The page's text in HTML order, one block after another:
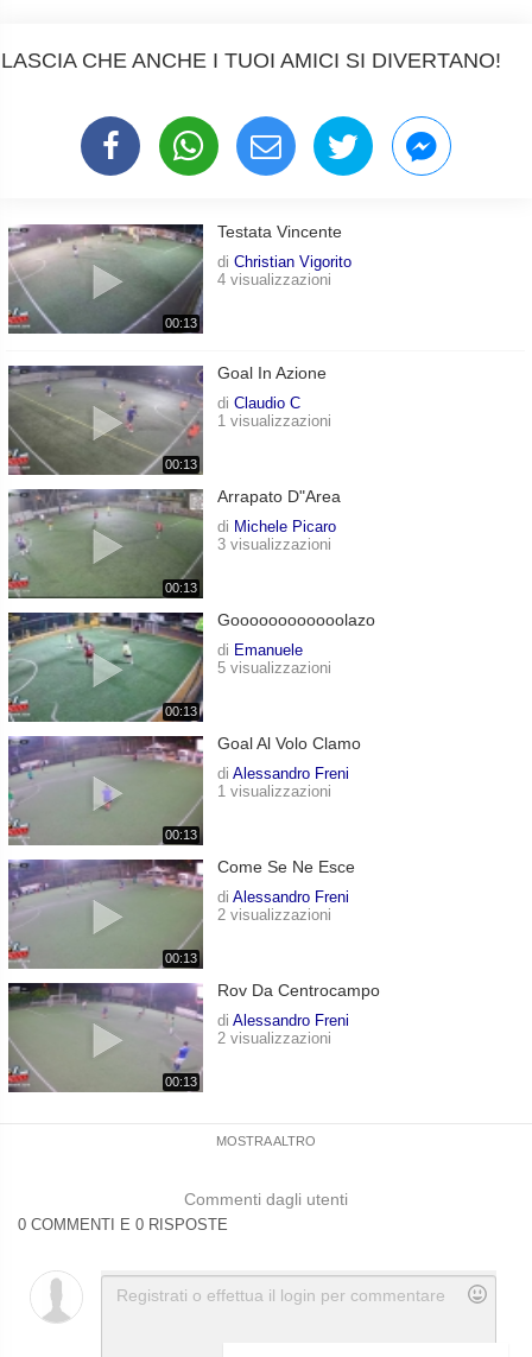
LASCIA CHE ANCHE I TUOI AMICI SI DIVERTANO!
00:13
Testata Vincente
di Christian Vigorito
4 visualizzazioni
00:13
Goal In Azione
di Claudio C
1 visualizzazioni
00:13
Arrapato D"area
di Michele Picaro
3 visualizzazioni
00:13
Goooooooooooolazo
di Emanuele
5 visualizzazioni
00:13
Goal Al Volo Clamo
di Alessandro Freni
1 visualizzazioni
00:13
Come Se Ne Esce
di Alessandro Freni
2 visualizzazioni
00:13
Rov Da Centrocampo
di Alessandro Freni
2 visualizzazioni
MOSTRA ALTRO
Commenti dagli utenti
0 COMMENTI E 0 RISPOSTE